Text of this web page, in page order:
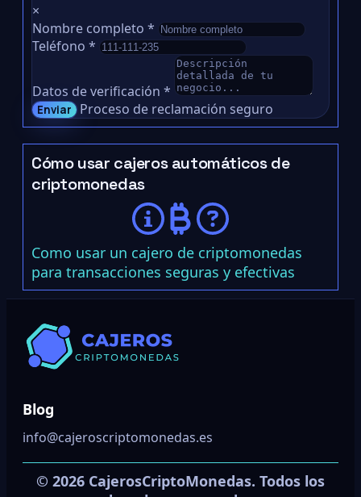
×
Nombre completo *
Teléfono *
Datos de verificación *
Enviar Proceso de reclamación seguro
Cómo usar cajeros automáticos de
criptomonedas
Como usar un cajero de criptomonedas
para transacciones seguras y efectivas
Blog
info@cajeroscriptomonedas.es
© 2026 CajerosCriptoMonedas. Todos los